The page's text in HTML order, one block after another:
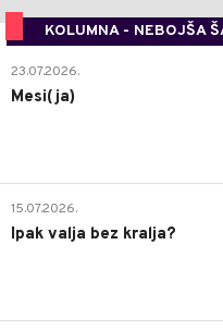
KOLUMNA - NEBOJŠA
23.07.2026.
Mesi(ja)
15.07.2026.
Ipak valja bez kralja?